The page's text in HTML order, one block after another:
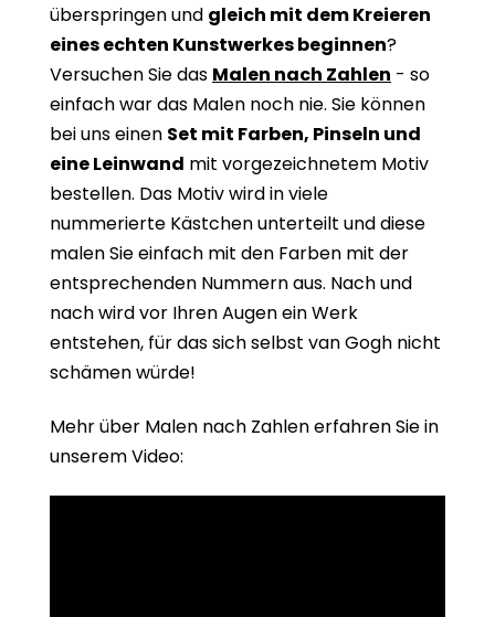
überspringen und gleich mit dem Kreieren
eines echten Kunstwerkes beginnen?
Versuchen Sie das Malen nach Zahlen - so
einfach war das Malen noch nie. Sie können
bei uns einen Set mit Farben, Pinseln und
eine Leinwand mit vorgezeichnetem Motiv
bestellen. Das Motiv wird in viele
nummerierte Kästchen unterteilt und diese
malen Sie einfach mit den Farben mit der
entsprechenden Nummern aus. Nach und
nach wird vor Ihren Augen ein Werk
entstehen, für das sich selbst van Gogh nicht
schämen würde!
Mehr über Malen nach Zahlen erfahren Sie in
unserem Video: